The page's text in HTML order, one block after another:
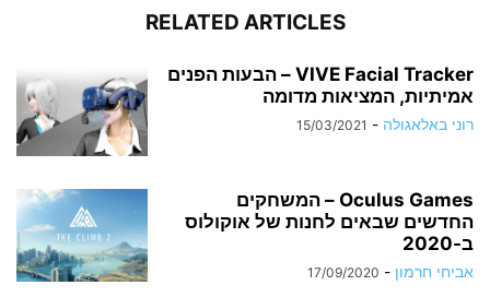
RELATED ARTICLES
VIVE Facial Tracker – הבעות הפנים
אמיתיות, המציאות מדומה
רוני באלאגולה -
15/03/2021
Oculus Games – המשחקים
החדשים שבאים לחנות של אוקולוס
ב-2020
אביחי חרמון -
17/09/2020